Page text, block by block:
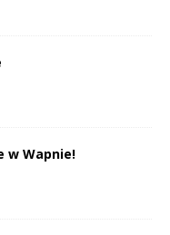
w Wapnie!